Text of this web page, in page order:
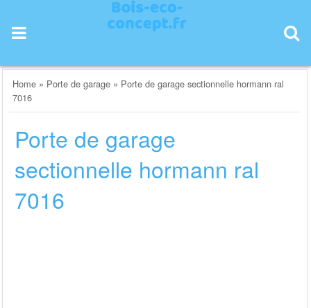
content
Home » Porte de garage » Porte de garage sectionnelle hormann ral
7016
Porte de garage
sectionnelle hormann ral
7016